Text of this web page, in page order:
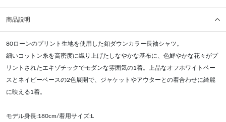
商品説明
80ローンのプリント生地を使用した釦ダウンカラー長袖シャツ。
細いコットン糸を高密度に織り上げたしなやかな基布に、色鮮やかな花々がプ
リントされたエキゾチックでモダンな雰囲気の1着。上品なオフホワイトベー
スとネイビーベースの2色展開で、ジャケットやアウターとの着合わせに綺麗
に映える1着。
モデル身長:180cm/着用サイズ:L